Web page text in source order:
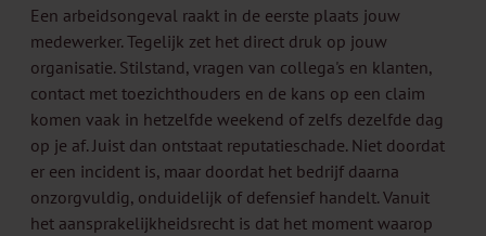
Een arbeidsongeval raakt in de eerste plaats jouw
medewerker. Tegelijk zet het direct druk op jouw
organisatie. Stilstand, vragen van collega's en klanten,
contact met toezichthouders en de kans op een claim
komen vaak in hetzelfde weekend of zelfs dezelfde dag
op je af. Juist dan ontstaat reputatieschade. Niet doordat
er een incident is, maar doordat het bedrijf daarna
onzorgvuldig, onduidelijk of defensief handelt. Vanuit
het aansprakelijkheidsrecht is dat het moment waarop